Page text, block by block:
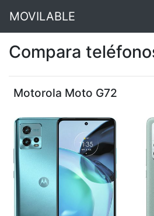
MOVILABLE
Compara
Motorola Moto G72